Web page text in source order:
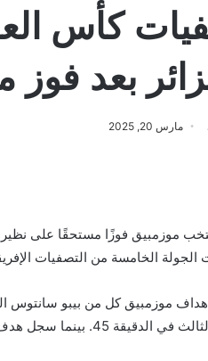
بعد فوز
مارس 20, 2025
الخامسة من التصفيات
بينما سجل هدف أوغندا الوحيد محمد شعبان في الدقيقة 7.